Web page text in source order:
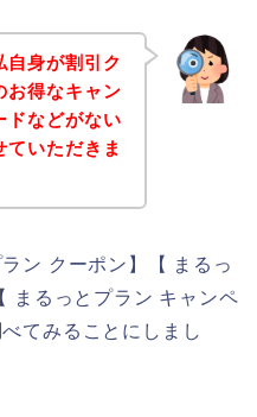
自身が割引ク
お得なキャン
ドなどがない
いただきま
ン クーポン】【 まるっ
まるっとプラン キャンペ
てみることにしまし